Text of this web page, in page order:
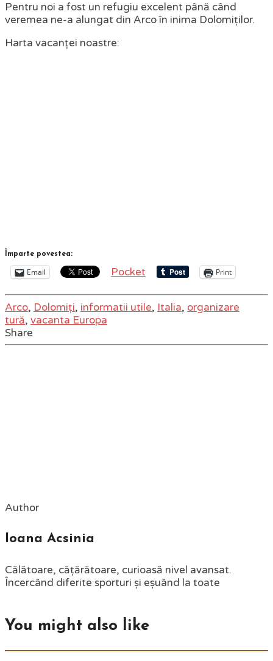
Pentru noi a fost un refugiu excelent până când
veremea ne-a alungat din Arco în inima Dolomiților.
Harta vacanței noastre:
Împarte povestea:
Email Pocket Print
Arco, Dolomiți, informatii utile, Italia, organizare
tură, vacanta Europa
Share
Author
Ioana Acsinia
Călătoare, cățărătoare, curioasă nivel avansat.
Încercând diferite sporturi și eșuând la toate
You might also like